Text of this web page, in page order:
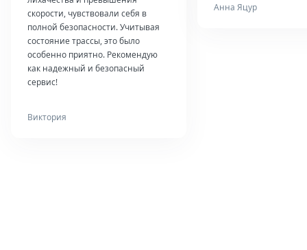
скорости, чувствовали себя в
полной безопасности. Учитывая
состояние трассы, это было
особенно приятно. Рекомендую
как надежный и безопасный
сервис!
Виктория
Анна Яцур